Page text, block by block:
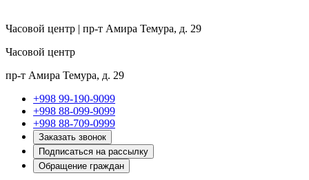
Часовой центр | пр-т Амира Темура, д. 29
Часовой центр
пр-т Амира Темура, д. 29
+998 99-190-9099
+998 88-099-9099
+998 88-709-0999
Заказать звонок
Подписаться на рассылку
Обращение граждан